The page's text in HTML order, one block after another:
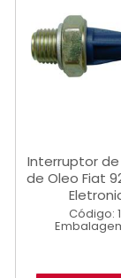
Interruptor de
de Oleo Fiat
Código: